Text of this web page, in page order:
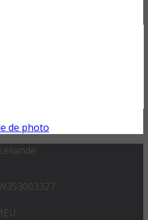
de photo